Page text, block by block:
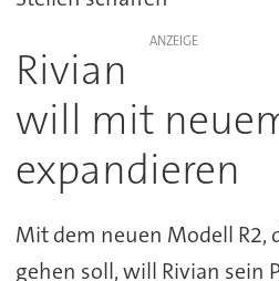
ANZEIGE
Rivian
will mit
expandieren
Mit dem neuen Modell R2,
gehen soll, will Rivian sein